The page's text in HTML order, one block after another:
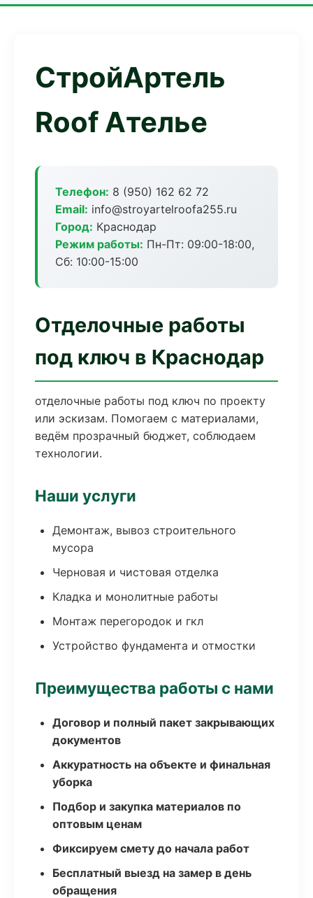
СтройАртель
Roof Ателье
Телефон: 8 (950) 162 62 72
Email: info@stroyartelroofa255.ru
Город: Краснодар
Режим работы: Пн-Пт: 09:00-18:00,
Сб: 10:00-15:00
Отделочные работы
под ключ в Краснодар
отделочные работы под ключ по проекту
или эскизам. Помогаем с материалами,
ведём прозрачный бюджет, соблюдаем
технологии.
Наши услуги
Демонтаж, вывоз строительного
мусора
Черновая и чистовая отделка
Кладка и монолитные работы
Монтаж перегородок и гкл
Устройство фундамента и отмостки
Преимущества работы с нами
Договор и полный пакет закрывающих
документов
Аккуратность на объекте и финальная
уборка
Подбор и закупка материалов по
оптовым ценам
Фиксируем смету до начала работ
Бесплатный выезд на замер в день
обращения